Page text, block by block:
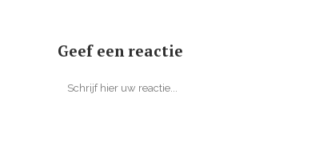
Geef een reactie